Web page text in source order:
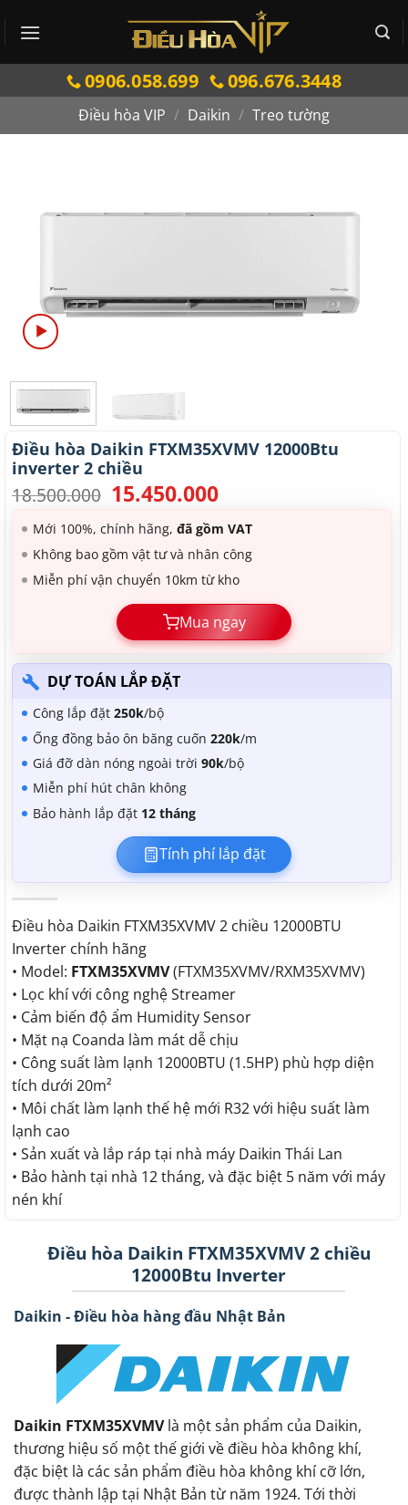
qua
0906.058.699 096.676.3448
Điều hòa VIP / Daikin / Treo tường
Điều hòa Daikin FTXM35XVMV 12000Btu
inverter 2 chiều
18.500.000 Giá
gốc
là:
18.500.000.
15.450.000Giá
tại
là:
15.450.000.
Mới 100%, chính hãng, đã gồm VAT
Không bao gồm vật tư và nhân công
Miễn phí vận chuyển 10km từ kho
Mua ngay
DỰ TOÁN LẮP ĐẶT
Công lắp đặt 250k/bộ
Ống đồng bảo ôn băng cuốn 220k/m
Giá đỡ dàn nóng ngoài trời 90k/bộ
Miễn phí hút chân không
Bảo hành lắp đặt 12 tháng
Tính phí lắp đặt
Điều hòa Daikin FTXM35XVMV 2 chiều 12000BTU
Inverter chính hãng
• Model: FTXM35XVMV(FTXM35XVMV/RXM35XVMV)
• Lọc khí với công nghệ Streamer
• Cảm biến độ ẩm Humidity Sensor
• Mặt nạ Coanda làm mát dễ chịu
• Công suất làm lạnh 12000BTU (1.5HP) phù hợp diện
tích dưới 20m²
• Môi chất làm lạnh thế hệ mới R32 với hiệu suất làm
lạnh cao
• Sản xuất và lắp ráp tại nhà máy Daikin Thái Lan
• Bảo hành tại nhà 12 tháng, và đặc biệt 5 năm với máy
nén khí
Điều hòa Daikin FTXM35XVMV 2 chiều
12000Btu Inverter
Daikin - Điều hòa hàng đầu Nhật Bản
Daikin FTXM35XVMVlà một sản phẩm của Daikin,
thương hiệu số một thế giới về điều hòa không khí,
đặc biệt là các sản phẩm điều hòa không khí cỡ lớn,
được thành lập tại Nhật Bản từ năm 1924. Tới thời